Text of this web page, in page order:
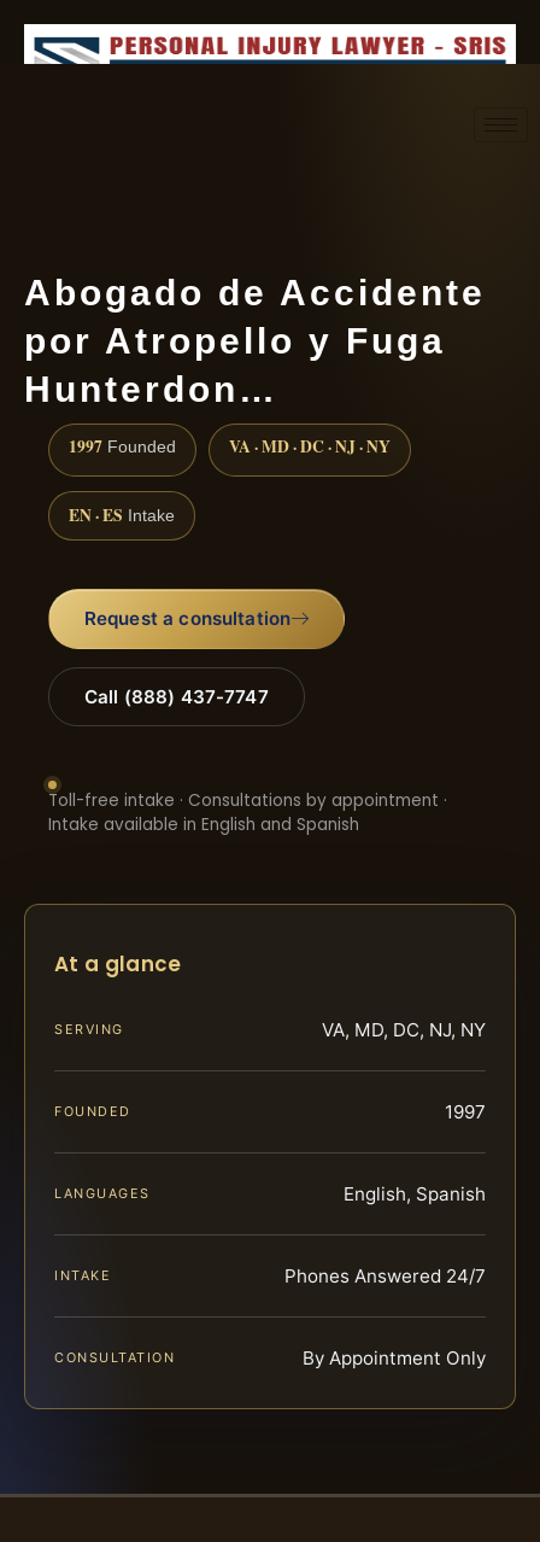
Abogado de Accidente
por Atropello y Fuga
Hunterdon…
1997 Founded VA · MD · DC · NJ · NY
EN · ES Intake
Request a consultation
Call (888) 437-7747
Toll-free intake · Consultations by appointment ·
Intake available in English and Spanish
At a glance
SERVING VA, MD, DC, NJ, NY
FOUNDED 1997
LANGUAGES English, Spanish
INTAKE Phones Answered 24/7
CONSULTATION By Appointment Only